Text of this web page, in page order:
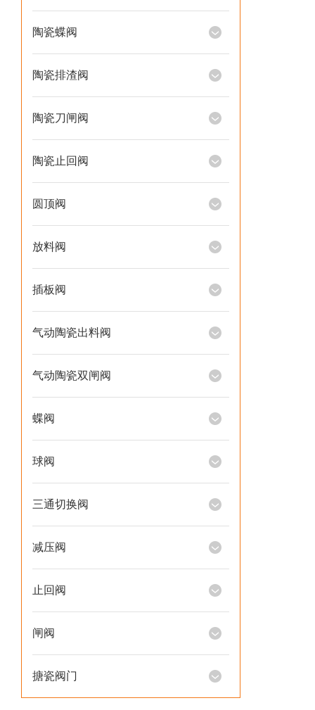
陶瓷蝶阀
陶瓷排渣阀
陶瓷刀闸阀
陶瓷止回阀
圆顶阀
放料阀
插板阀
气动陶瓷出料阀
气动陶瓷双闸阀
蝶阀
球阀
三通切换阀
减压阀
止回阀
闸阀
搪瓷阀门